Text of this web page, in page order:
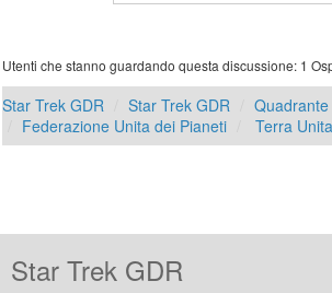
Utenti che stanno guardando questa discussione: 1
Star Trek GDR Star Trek GDR
Federazione Unita dei Pianeti
Terra Unita
Star Trek GDR